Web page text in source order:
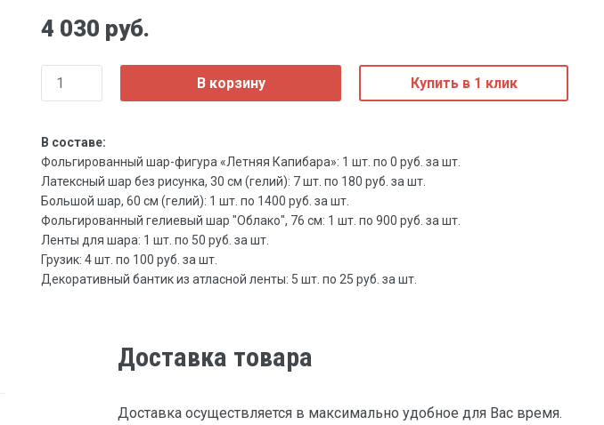
4 030 руб.
В корзину Купить в 1 клик
В составе:
Фольгированный шар-фигура «Летняя Капибара»: 1 шт. по 0 руб. за шт.
Латексный шар без рисунка, 30 см (гелий): 7 шт. по 180 руб. за шт.
Большой шар, 60 см (гелий): 1 шт. по 1400 руб. за шт.
Фольгированный гелиевый шар "Облако", 76 см: 1 шт. по 900 руб. за шт.
Ленты для шара: 1 шт. по 50 руб. за шт.
Грузик: 4 шт. по 100 руб. за шт.
Декоративный бантик из атласной ленты: 5 шт. по 25 руб. за шт.
Доставка товара
Доставка осуществляется в максимально удобное для Вас время.